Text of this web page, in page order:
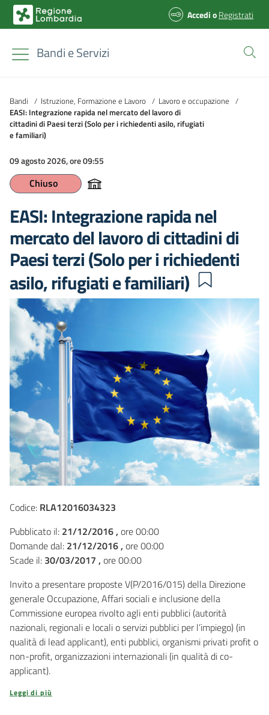
AccedioRegistrati
Bandi e Servizi
Bandi / Istruzione, Formazione e Lavoro / Lavoro e occupazione /
EASI: Integrazione rapida nel mercato del lavoro di
cittadini di Paesi terzi (Solo per i richiedenti asilo, rifugiati
e familiari)
09 agosto 2026, ore 09:55
Chiuso
EASI: Integrazione rapida nel
mercato del lavoro di cittadini di
Paesi terzi (Solo per i richiedenti
asilo, rifugiati e familiari)
Codice: RLA12016034323
Pubblicato il: 21/12/2016 , ore 00:00
Domande dal: 21/12/2016 , ore 00:00
Scade il: 30/03/2017 , ore 00:00
Invito a presentare proposte V(P/2016/015) della Direzione
generale Occupazione, Affari sociali e inclusione della
Commissione europea rivolto agli enti pubblici (autorità
nazionali, regionali e locali o servizi pubblici per l’impiego) (in
qualità di lead applicant), enti pubblici, organismi privati profit o
non-profit, organizzazioni internazionali (in qualità di co-
applicant).
Leggi di più